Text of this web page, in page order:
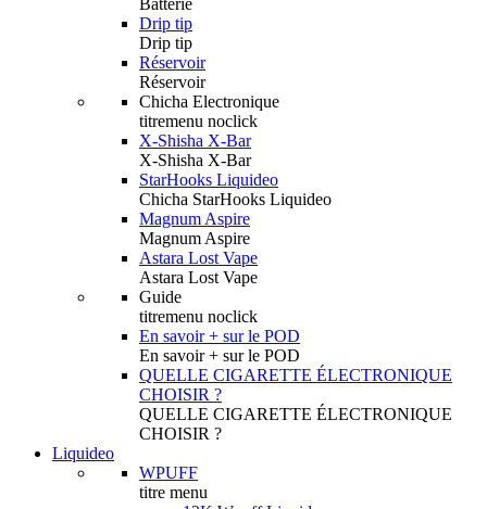
Batterie
Drip tip
Drip tip
Réservoir
Réservoir
Chicha Electronique
titremenu noclick
X-Shisha X-Bar
X-Shisha X-Bar
StarHooks Liquideo
Chicha StarHooks Liquideo
Magnum Aspire
Magnum Aspire
Astara Lost Vape
Astara Lost Vape
Guide
titremenu noclick
En savoir + sur le POD
En savoir + sur le POD
QUELLE CIGARETTE ÉLECTRONIQUE
CHOISIR ?
QUELLE CIGARETTE ÉLECTRONIQUE
CHOISIR ?
Liquideo
WPUFF
titre menu